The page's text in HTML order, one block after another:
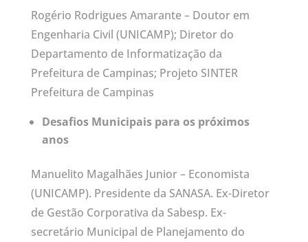
Rogério Rodrigues Amarante – Doutor em
Engenharia Civil (UNICAMP); Diretor do
Departamento de Informatização da
Prefeitura de Campinas; Projeto SINTER
Prefeitura de Campinas
Desafios Municipais para os próximos
anos
Manuelito Magalhães Junior – Economista
(UNICAMP). Presidente da SANASA. Ex-Diretor
de Gestão Corporativa da Sabesp. Ex-
secretário Municipal de Planejamento do